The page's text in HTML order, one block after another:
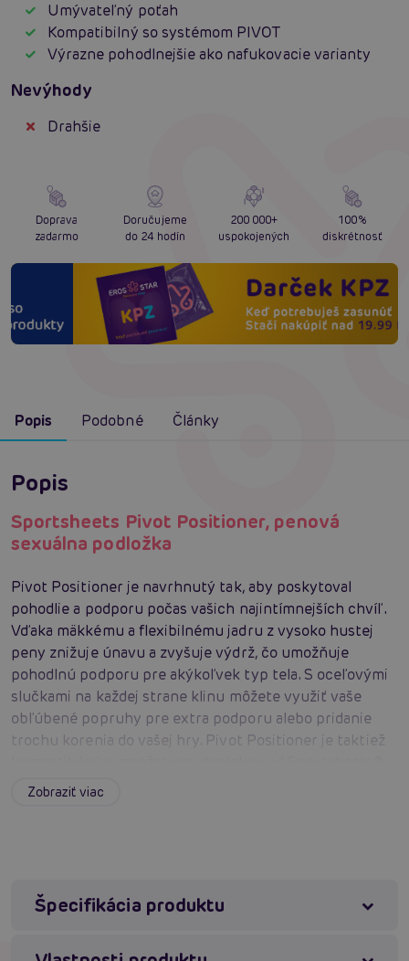
Umývateľný poťah
Kompatibilný so systémom PIVOT
Výrazne pohodlnejšie ako nafukovacie varianty
Nevýhody
Drahšie
Doprava
zadarmo
Doručujeme
do 24 hodín
200 000+
uspokojených
100%
diskrétnosť
Popis Podobné Články
Popis
Sportsheets Pivot Positioner, penová
sexuálna podložka
Pivot Positioner je navrhnutý tak, aby poskytoval
pohodlie a podporu počas vašich najintímnejších chvíľ.
Vďaka mäkkému a flexibilnému jadru z vysoko hustej
peny znižuje únavu a zvyšuje výdrž, čo umožňuje
pohodlnú podporu pre akýkoľvek typ tela. S oceľovými
slučkami na každej strane klinu môžete využiť vaše
obľúbené popruhy pre extra podporu alebo pridanie
trochu korenia do vašej hry. Pivot Positioner je taktiež
vrátane vibrátorov a dild. Kryt s Hook and Loop
všetky uhly. Pivot bol vyvinutý, aby vám poskytoval
fyzickú podporu tam, kde ju potrebujete a kedy ju
Zobraziť viac
Špecifikácia produktu